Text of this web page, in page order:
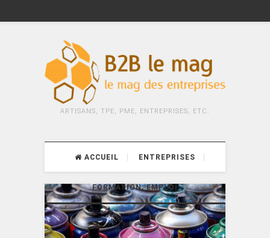
ARTISANS, TPE, PME, ENTREPRISES, ETC.
ACCUEIL ENTREPRISES
FORMATION, EMPLOI